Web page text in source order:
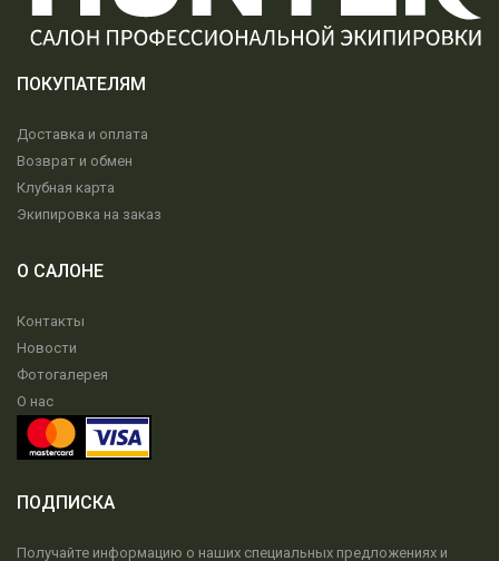
ПОКУПАТЕЛЯМ
Доставка и оплата
Возврат и обмен
Клубная карта
Экипировка на заказ
О САЛОНЕ
Контакты
Новости
Фотогалерея
О нас
ПОДПИСКА
Получайте информацию о наших специальных предложениях и